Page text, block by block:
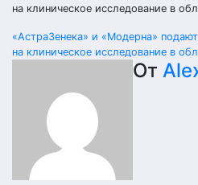
на клиническое исследование в
Навигация
записям
«АстраЗенека» и «Модерна»
на клиническое исследование в
От